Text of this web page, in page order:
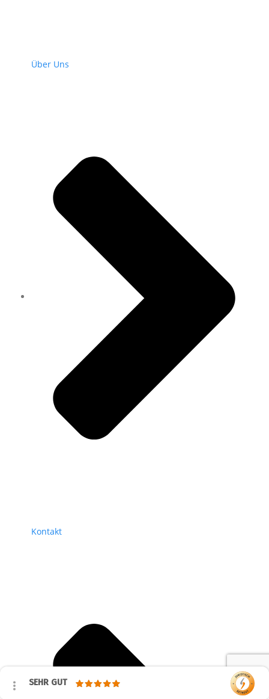
Über Uns
Kontakt
SEHR GUT